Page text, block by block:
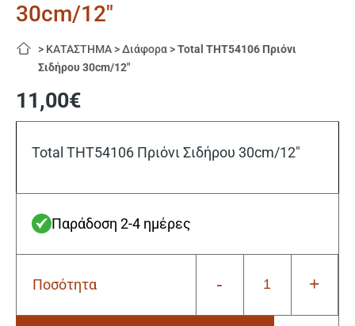
30cm/12″
> ΚΑΤΑΣΤΗΜΑ >Διάφορα >Total THT54106 Πριόνι
Σιδήρου 30cm/12″
11,00€
Total THT54106 Πριόνι Σιδήρου 30cm/12″
Παράδοση 2-4 ημέρες
Ποσότητα -
Total
+